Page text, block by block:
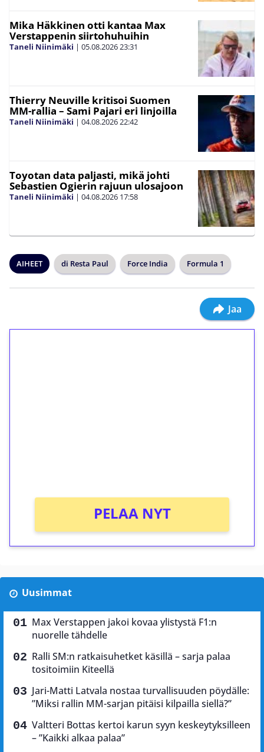
Mika Häkkinen otti kantaa Max
Verstappenin siirtohuhuihin
Taneli Niinimäki | 05.08.202623:31
Thierry Neuville kritisoi Suomen
MM-rallia – Sami Pajari eri linjoilla
Taneli Niinimäki | 04.08.202622:42
Toyotan data paljasti, mikä johti
Sebastien Ogierin rajuun ulosajoon
Taneli Niinimäki | 04.08.2026 17:58
AIHEET di Resta Paul Force India Formula 1
Jaa
PELAA NYT
Uusimmat
Max Verstappen jakoi kovaa ylistystä F1:n
nuorelle tähdelle
Ralli SM:n ratkaisuhetket käsillä – sarja palaa
tositoimiin Kiteellä
Jari-Matti Latvala nostaa turvallisuuden pöydälle:
”Miksi rallin MM-sarjan pitäisi kilpailla siellä?”
Valtteri Bottas kertoi karun syyn keskeytyksilleen
– ”Kaikki alkaa palaa”